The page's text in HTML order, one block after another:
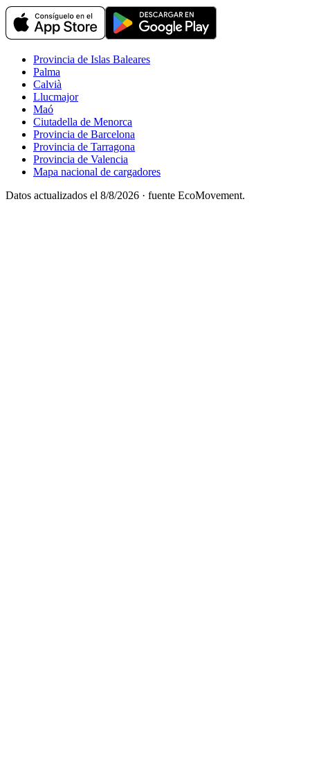
Provincia de Islas Baleares
Palma
Calvià
Llucmajor
Maó
Ciutadella de Menorca
Provincia de Barcelona
Provincia de Tarragona
Provincia de Valencia
Mapa nacional de cargadores
Datos actualizados el 8/8/2026 · fuente EcoMovement.